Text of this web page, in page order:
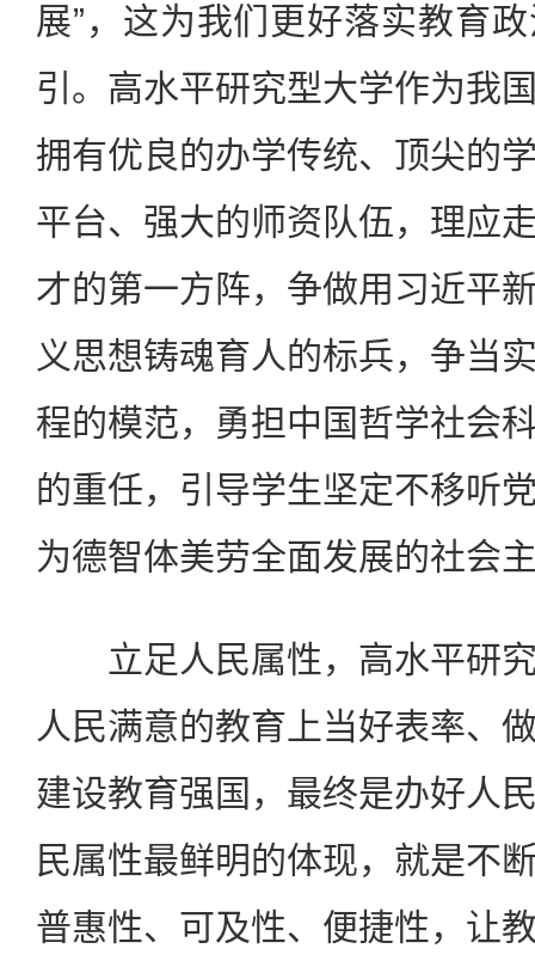
展”，这为我们更好落实教育
引。高水平研究型大学作为我
拥有优良的办学传统、顶尖的
平台、强大的师资队伍，理应
才的第一方阵，争做用习近平
义思想铸魂育人的标兵，争当
程的模范，勇担中国哲学社会
的重任，引导学生坚定不移听
为德智体美劳全面发展的社会
立足人民属性，高水平研究
人民满意的教育上当好表率、
建设教育强国，最终是办好人
民属性最鲜明的体现，就是不
普惠性、可及性、便捷性，让